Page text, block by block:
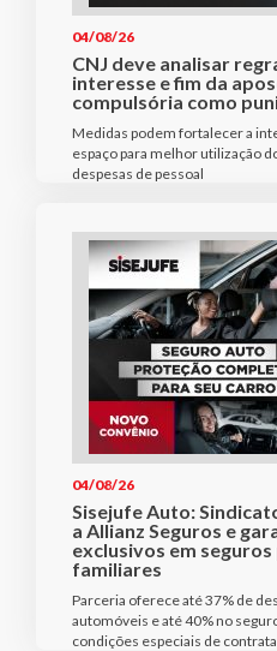
04/08/26
CNJ deve analisar
interesse e fim da
compulsória como
Medidas podem fortalecer a
espaço para melhor utilização
despesas de pessoal
04/08/26
Sisejufe Auto:
a Allianz Seguros e
exclusivos em
familiares
Parceria oferece até 37% de
automóveis e até 40% no
condições especiais de